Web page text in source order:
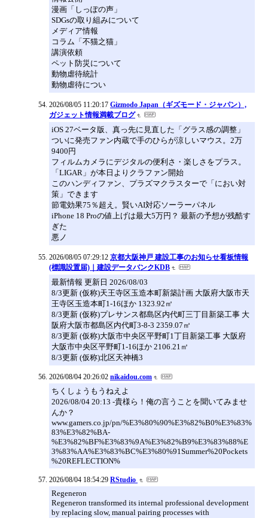
漫画「しっぽの声」
SDGsの取り組みについて
メディア情報
コラム「不猫之猫」
講演依頼
ペット防災について
動物虐待統計
動物虐待につい
2026/08/05 11:20:17 Gizmodo Japan（ギズモード・ジャパン）,
ガジェット情報満載ブログ
iOS 27ベータ版、真っ先に見直した「グラス感の調整」
ついに発売ファン内蔵で手のひらが涼しいマウス。2万
9400円
フィルムカメラにデジタルの便利さ・楽しさをプラス。
「LIGAR」が本日よりクラファン開始
このハンディファン、プラズマクラスターで「におい対
策」できます
節電効果75％超え。賢いAI対応ソーラーパネル
iPhone 18 Proの値上げは最大5万円？ 最新の予想が残酷す
ぎた
悪ノ
2026/08/05 07:29:12 京都大阪神戸 建設工事のお知らせ看板情報
(標識設置届)｜建設データバンクKDB
最新情報 更新日 2026/08/03
8/3更新 (仮称)天王寺区玉造本町新築計画 大阪府大阪市天
王寺区玉造本町1-16ほか 1323.92㎡
8/3更新 (仮称)プレサンス都島区内代町三丁目新築工事 大
阪府大阪市都島区内代町3-8-3 2359.07㎡
8/3更新 (仮称)大阪市中央区平野町1丁目新築工事 大阪府
大阪市中央区平野町1-16ほか 2106.21㎡
8/3更新 (仮称)北区天神橋3
2026/08/04 20:26:02 nikaidou.com
ちくしょうもうねえよ
2026/08/04 20:13 -貴様ら！俺の言うことを聞いてみませ
んか？
www.gamers.co.jp/pn/%E3%80%90%E3%82%B0%E3%83%
83%E3%82%BA-
%E3%82%BF%E3%83%9A%E3%82%B9%E3%83%88%E
3%83%AA%E3%83%BC%E3%80%91Summer%20Pockets
%20REFLECTION%
2026/08/04 18:54:29 RStudio
Regeneron
Regeneron transformed its internal professional development
by replacing slow, manual pairing processes with